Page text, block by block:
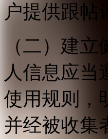
户提供跟帖
（二）建
人信息应当
使用规则，
并经被收集